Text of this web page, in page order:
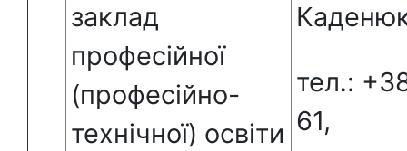
заклад
професійної
(професійно-
технічної) освіти
тел.:
61,